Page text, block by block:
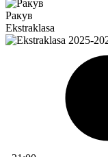
Ракув
Ekstraklasa